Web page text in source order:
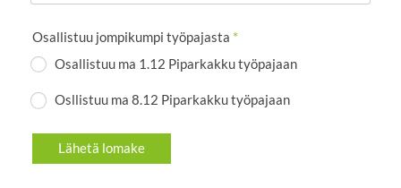
Osallistuu jompikumpi työpajasta *
Osallistuu ma 1.12 Piparkakku työpajaan
Osllistuu ma 8.12 Piparkakku työpajaan
Lähetä lomake